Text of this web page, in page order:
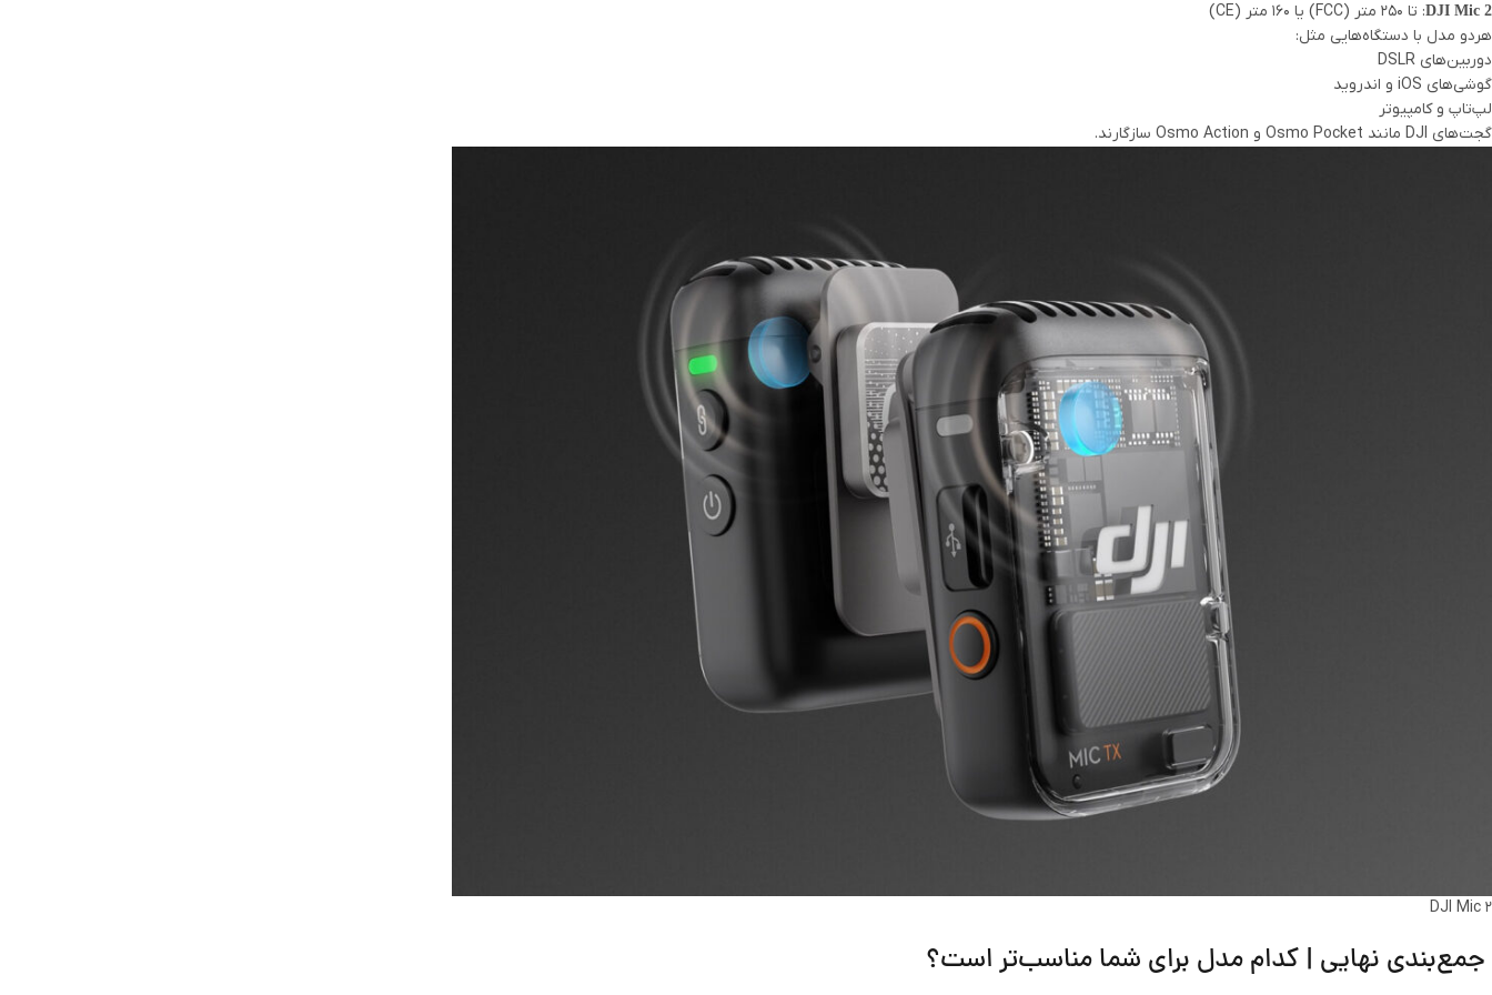
DJI Mic 2: تا ۲۵۰ متر (FCC) یا ۱۶۰ متر (CE)
هردو مدل با دستگاه‌هایی مثل:
دوربین‌های DSLR
گوشی‌های iOS و اندروید
لپ‌تاپ و کامپیوتر
گجت‌های DJI مانند Osmo Pocket و Osmo Action سازگارند.
DJI Mic 2
جمع‌بندی نهایی | کدام مدل برای شما مناسب‌تر است؟